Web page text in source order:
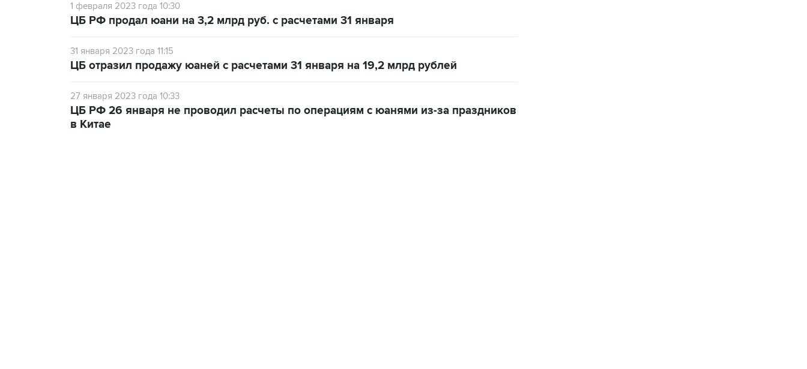
1 февраля 2023 года 10:30
ЦБ РФ продал юани на 3,2 млрд руб. с расчетами 31 января
31 января 2023 года 11:15
ЦБ отразил продажу юаней с расчетами 31 января на 19,2 млрд рублей
27 января 2023 года 10:33
ЦБ РФ 26 января не проводил расчеты по операциям с юанями из-за праздников
в Китае